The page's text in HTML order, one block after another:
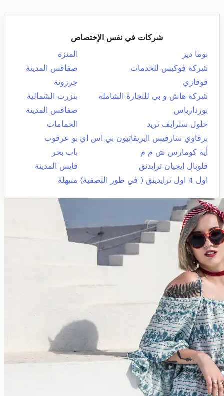
شركات في نفس الإختصاص
نوما ديز
المنزه
شركة فوكيس للخدمات
صفاقس المدينة
قوفازي
جرزونة
شركة هاش و بي للتجارة الشاملة
بنزرت الشمالية
بوردارباس
صفاقس المدينة
حلول سترايف تريد
الحمامات
برقاوي سارفيس اايريقاتيون بي اس اي بو عرقوب
أية كومارس ش م م
باب بحر
قلوبال ايجيان ترايدنق
قابس المدينة
اول 4 اول ترايدينق ( في طور التصفية)
منيهلة